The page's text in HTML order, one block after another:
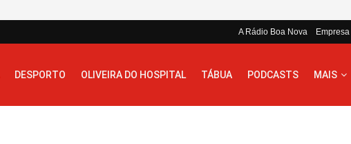
A Rádio Boa Nova Empresa
DESPORTO OLIVEIRA DO HOSPITAL TÁBUA PODCASTS MAIS